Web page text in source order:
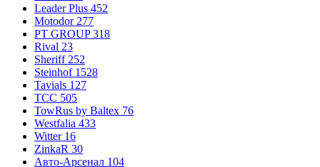
Leader Plus 452
Motodor 277
PT GROUP 318
Rival 23
Sheriff 252
Steinhof 1528
Tavials 127
TCC 505
TowRus by Baltex 76
Westfalia 433
Witter 16
ZinkaR 30
Авто-Арсенал 104